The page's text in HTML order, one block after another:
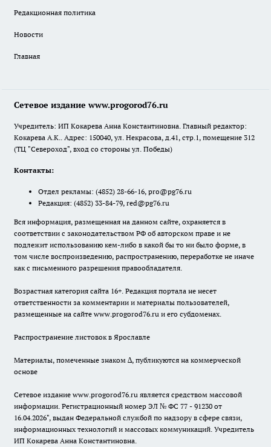
Редакционная политика
Новости
Главная
Сетевое издание www.progorod76.ru
Учредитель: ИП Кокарева Анна Константиновна. Главный редактор:
Кокарева А.К.. Адрес: 150040, ул. Некрасова, д.41, стр.1, помещение 312
(ТЦ "Североход", вход со стороны ул. Победы)
Контакты:
Отдел рекламы: (4852) 28-66-16, pro@pg76.ru
Редакция: (4852) 33-84-79, red@pg76.ru
Вся информация, размещенная на данном сайте, охраняется в
соответствии с законодательством РФ об авторском праве и не
подлежит использованию кем-либо в какой бы то ни было форме, в
том числе воспроизведению, распространению, переработке не иначе
как с письменного разрешения правообладателя.
Возрастная категория сайта 16+. Редакция портала не несет
ответственности за комментарии и материалы пользователей,
размещенные на сайте www.progorod76.ru и его субдоменах.
Распространение листовок в Ярославле
Материалы, помеченные знаком ∆, публикуются на коммерческой
основе
Сетевое издание www.progorod76.ru является средством массовой
информации. Регистрационный номер ЭЛ № ФС 77 - 91230 от
16.04.2026", выдан Федеральной службой по надзору в сфере связи,
информационных технологий и массовых коммуникаций. Учредитель
ИП Кокарева Анна Константиновна.